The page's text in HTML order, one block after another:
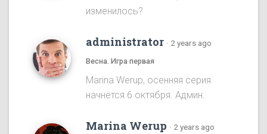
изменилось?
administrator · 2 years ago
Весна. Игра первая
Marina Werup, осенняя серия
начнётся 6 октября. Админ.
Marina Werup · 2 years ago